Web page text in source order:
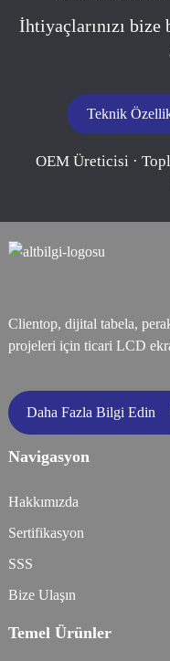
İhtiyaçlarınızı
Teknik
OEM Üreticisi ·
Clientop, dijital tabela,
projeleri için ticari LCD
Daha Fazla Bilgi Edin
Navigasyon
Hakkımızda
Sertifikasyon
SSS
Bize Ulaşın
Temel Ürünler